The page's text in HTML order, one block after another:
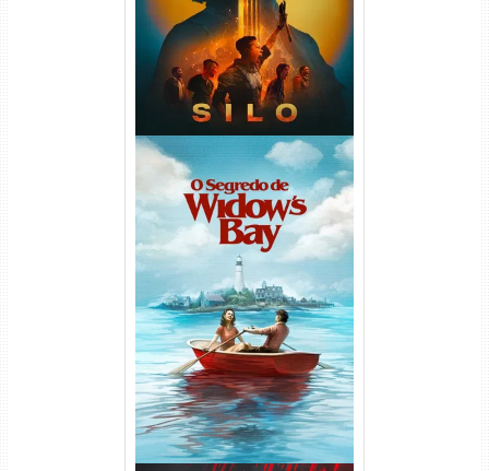
O Segredo de Widow’s Bay
1ª Temporada Torrent (2026)
WEB-DL 1080p Dual Áudio